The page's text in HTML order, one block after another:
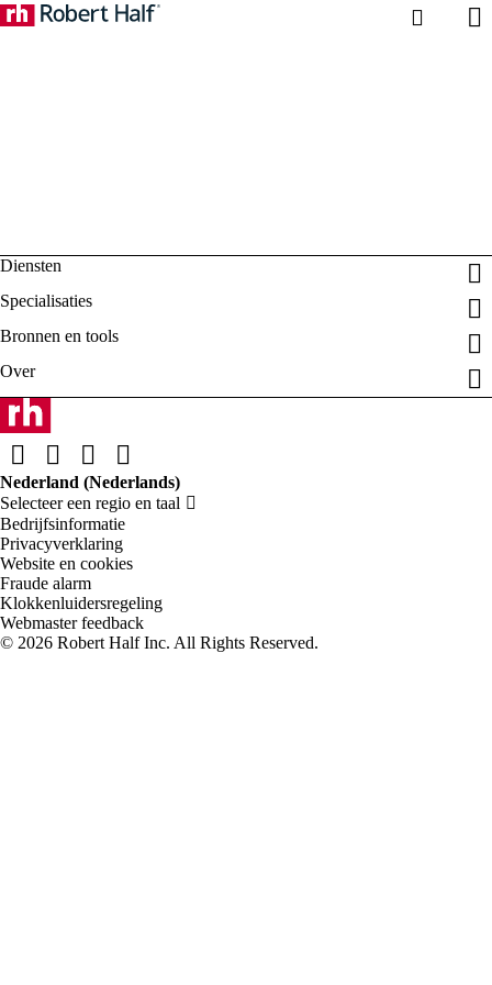
Bedrijfsinformatie
Privacyverklaring
Website en cookies
Fraude alarm
Klokkenluidersregeling
Webmaster feedback